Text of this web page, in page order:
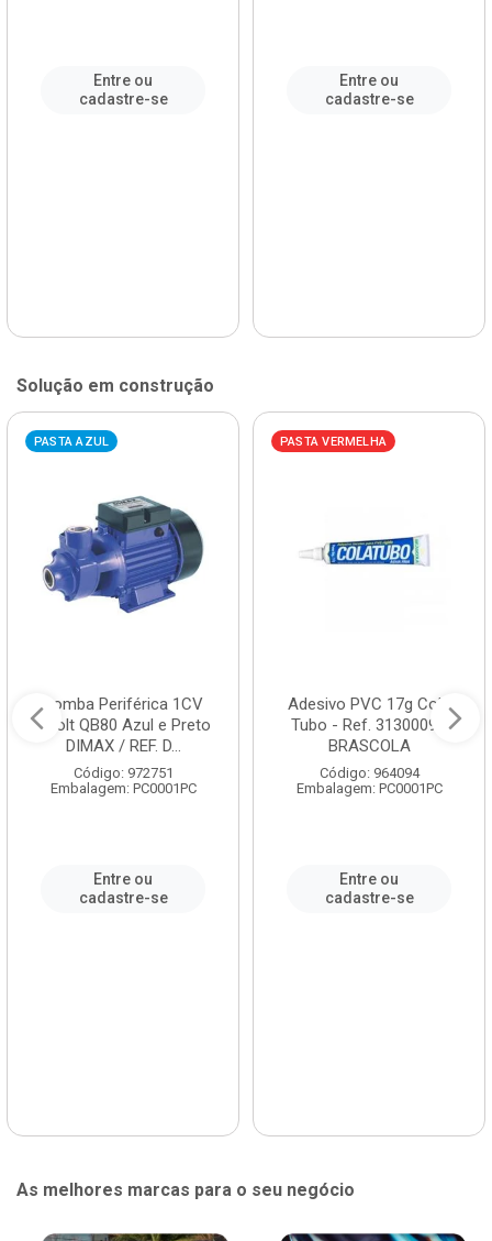
Entre ou
cadastre-se
Entre ou
cadastre-se
Solução em construção
PASTA AZUL
Bomba Periférica 1CV
Bivolt QB80 Azul e Preto
DIMAX / REF. D...
Código: 972751
Embalagem: PC0001PC
Entre ou
cadastre-se
PASTA VERMELHA
Adesivo PVC 17g Cola
Tubo - Ref. 3130009 -
BRASCOLA
Código: 964094
Embalagem: PC0001PC
Entre ou
cadastre-se
As melhores marcas para o seu negócio